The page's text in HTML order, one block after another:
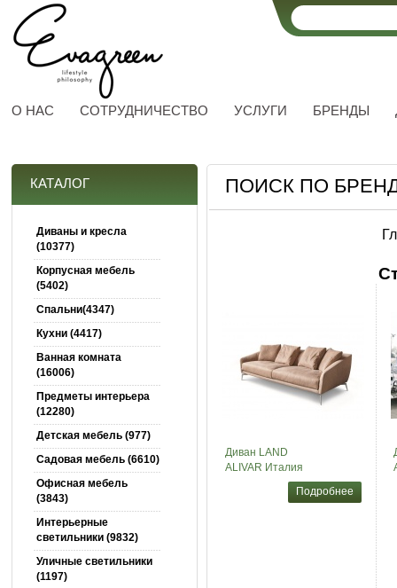
О НАС СОТРУДНИЧЕСТВО УСЛУГИ БРЕНДЫ
КАТАЛОГ
Диваны и кресла
(10377)
Корпусная мебель
(5402)
Спальни(4347)
Кухни (4417)
Ванная комната
(16006)
Предметы интерьера
(12280)
Детская мебель (977)
Садовая мебель (6610)
Офисная мебель
(3843)
Интерьерные
светильники (9832)
Уличные светильники
(1197)
ПОИСК ПО
Диван LAND
ALIVAR Италия
Подробнее